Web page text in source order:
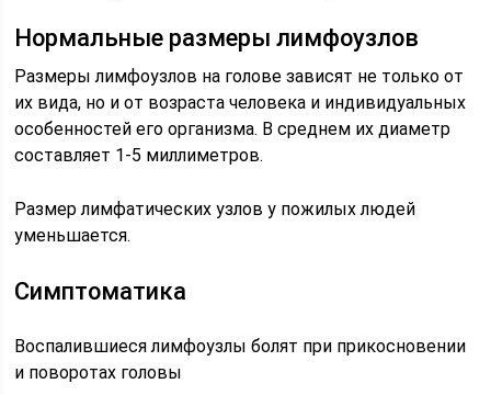
Нормальные размеры лимфоузлов
Размеры лимфоузлов на голове зависят не только от
их вида, но и от возраста человека и индивидуальных
особенностей его организма. В среднем их диаметр
составляет 1-5 миллиметров.
Размер лимфатических узлов у пожилых людей
уменьшается.
Симптоматика
Воспалившиеся лимфоузлы болят при прикосновении
и поворотах головы